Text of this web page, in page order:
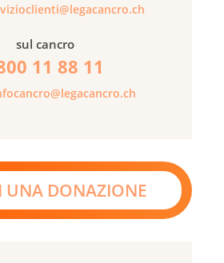
sul cancro
11 88 11
UNA DONAZIONE